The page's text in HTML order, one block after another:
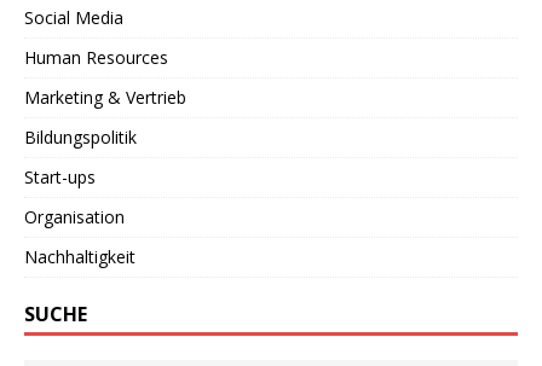
Social Media
Human Resources
Marketing & Vertrieb
Bildungspolitik
Start-ups
Organisation
Nachhaltigkeit
SUCHE